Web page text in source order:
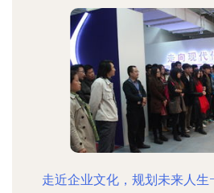
走近企业文化，规划未来人